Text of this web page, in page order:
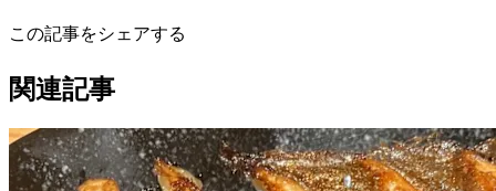
この記事をシェアする
関連記事